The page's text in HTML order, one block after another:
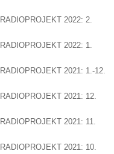
RADIOPROJEKT 2022: 2.
RADIOPROJEKT 2022: 1.
RADIOPROJEKT 2021: 1.-12.
RADIOPROJEKT 2021: 12.
RADIOPROJEKT 2021: 11.
RADIOPROJEKT 2021: 10.